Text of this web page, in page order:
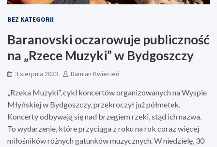
BEZ KATEGORII
Baranovski oczarowuje publiczność
na „Rzece Muzyki” w Bydgoszczy
3 sierpnia 2023 Damian Kwiecień
„Rzeka Muzyki”, cykl koncertów organizowanych na Wyspie
Młyńskiej w Bydgoszczy, przekroczył już półmetek.
Koncerty odbywają się nad brzegiem rzeki, stąd ich nazwa.
To wydarzenie, które przyciąga z roku na rok coraz więcej
miłośników różnych gatunków muzycznych. W niedzielę, 30